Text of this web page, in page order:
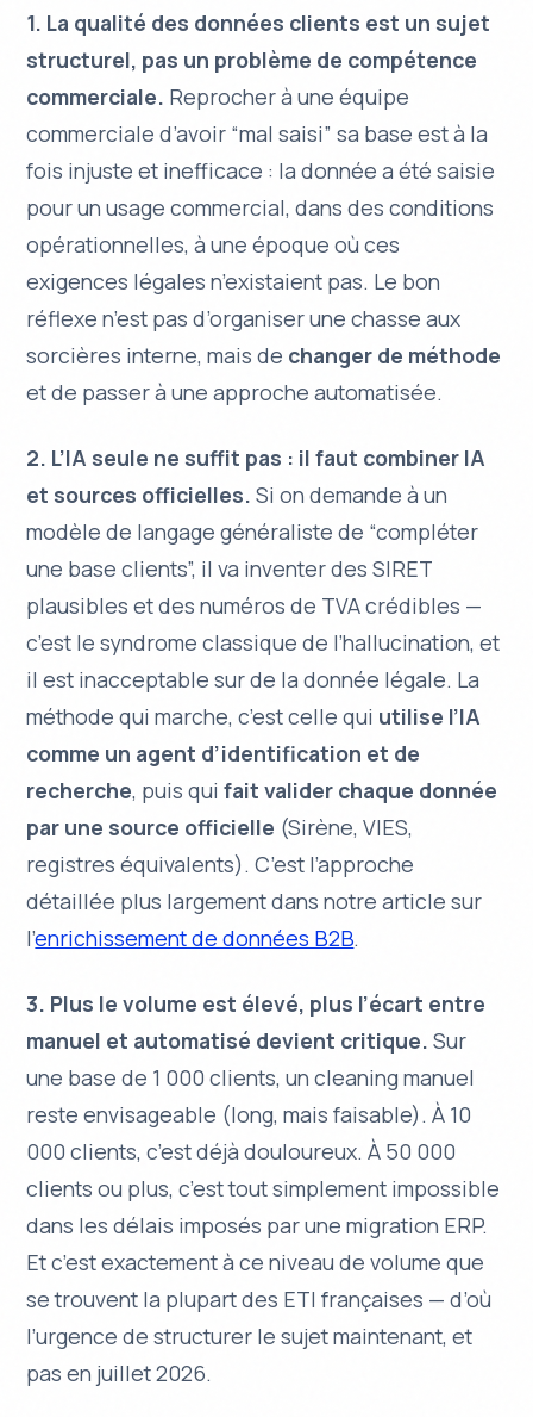
1. La qualité des données clients est un sujet
structurel, pas un problème de compétence
commerciale. Reprocher à une équipe
commerciale d’avoir “mal saisi” sa base est à la
fois injuste et inefficace : la donnée a été saisie
pour un usage commercial, dans des conditions
opérationnelles, à une époque où ces
exigences légales n’existaient pas. Le bon
réflexe n’est pas d’organiser une chasse aux
sorcières interne, mais de changer de méthode
et de passer à une approche automatisée.
2. L’IA seule ne suffit pas : il faut combiner IA
et sources officielles. Si on demande à un
modèle de langage généraliste de “compléter
une base clients”, il va inventer des SIRET
plausibles et des numéros de TVA crédibles —
c’est le syndrome classique de l’hallucination, et
il est inacceptable sur de la donnée légale. La
méthode qui marche, c’est celle qui utilise l’IA
comme un agent d’identification et de
recherche, puis quifait valider chaque donnée
par une source officielle (Sirène, VIES,
registres équivalents). C’est l’approche
détaillée plus largement dans notre article sur
l’enrichissement de données B2B.
3. Plus le volume est élevé, plus l’écart entre
manuel et automatisé devient critique. Sur
une base de 1 000 clients, un cleaning manuel
reste envisageable (long, mais faisable). À 10
000 clients, c’est déjà douloureux. À 50 000
clients ou plus, c’est tout simplement impossible
dans les délais imposés par une migration ERP.
Et c’est exactement à ce niveau de volume que
se trouvent la plupart des ETI françaises — d’où
l’urgence de structurer le sujet maintenant, et
pas en juillet 2026.